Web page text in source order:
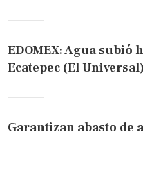
EDOMEX: Agua subió
Ecatepec (El Universal)
Garantizan abasto de